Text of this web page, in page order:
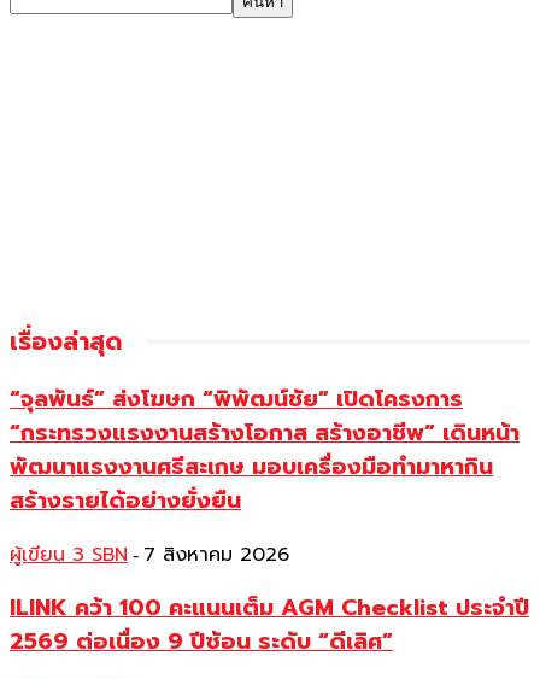
เรื่องล่าสุด
“จุลพันธ์” ส่งโฆษก “พิพัฒน์ชัย” เปิดโครงการ
“กระทรวงแรงงานสร้างโอกาส สร้างอาชีพ” เดินหน้า
พัฒนาแรงงานศรีสะเกษ มอบเครื่องมือทำมาหากิน
สร้างรายได้อย่างยั่งยืน
ผู้เขียน 3 SBN - 7 สิงหาคม 2026
ILINK คว้า 100 คะแนนเต็ม AGM Checklist ประจำปี
2569 ต่อเนื่อง 9 ปีซ้อน ระดับ “ดีเลิศ”